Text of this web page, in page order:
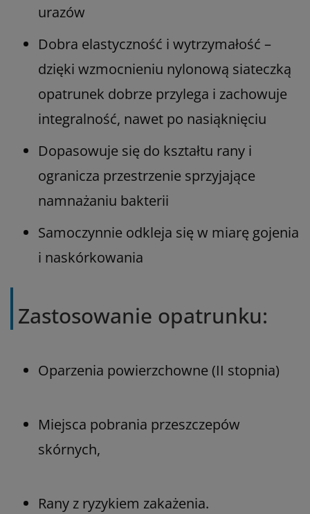
urazów
Dobra elastyczność i wytrzymałość –
dzięki wzmocnieniu nylonową siateczką
opatrunek dobrze przylega i zachowuje
integralność, nawet po nasiąknięciu
Dopasowuje się do kształtu rany i
ogranicza przestrzenie sprzyjające
namnażaniu bakterii
Samoczynnie odkleja się w miarę gojenia
i naskórkowania
Zastosowanie opatrunku:
Oparzenia powierzchowne (II stopnia)
Miejsca pobrania przeszczepów
skórnych,
Rany z ryzykiem zakażenia.